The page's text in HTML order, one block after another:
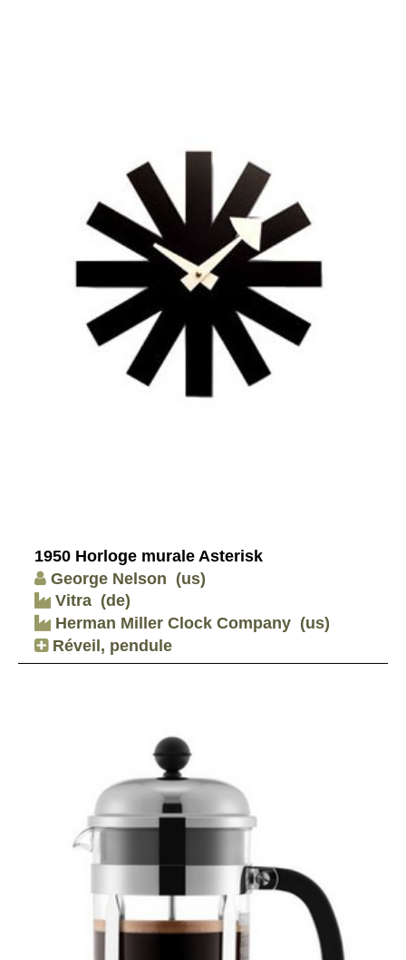
1950 Horloge murale Asterisk
George Nelson (us)
Vitra (de)
Herman Miller Clock Company (us)
Réveil, pendule